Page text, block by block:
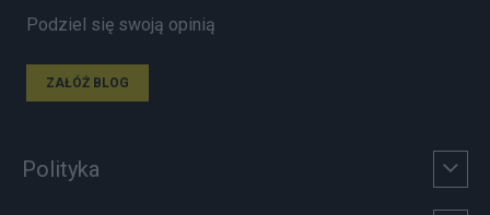
Podziel się swoją opinią
ZAŁÓŻ BLOG
Polityka